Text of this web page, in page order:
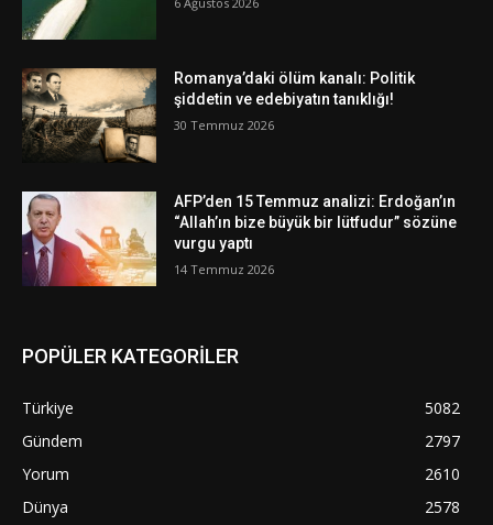
Romanya’daki ölüm kanalı: Politik
şiddetin ve edebiyatın tanıklığı!
30 Temmuz 2026
AFP’den 15 Temmuz analizi: Erdoğan’ın
“Allah’ın bize büyük bir lütfudur” sözüne
vurgu yaptı
14 Temmuz 2026
POPÜLER KATEGORİLER
Türkiye
5082
Gündem
2797
Yorum
2610
Dünya
2578